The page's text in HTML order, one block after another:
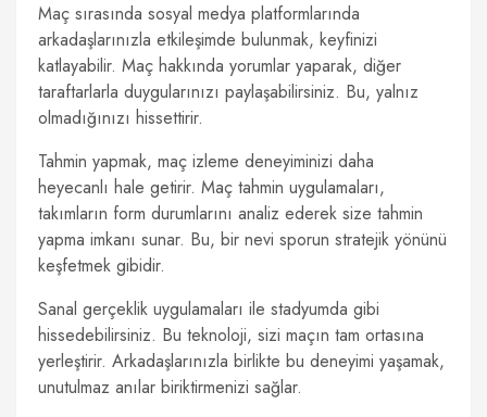
Maç sırasında sosyal medya platformlarında
arkadaşlarınızla etkileşimde bulunmak, keyfinizi
katlayabilir. Maç hakkında yorumlar yaparak, diğer
taraftarlarla duygularınızı paylaşabilirsiniz. Bu, yalnız
olmadığınızı hissettirir.
Tahmin yapmak, maç izleme deneyiminizi daha
heyecanlı hale getirir. Maç tahmin uygulamaları,
takımların form durumlarını analiz ederek size tahmin
yapma imkanı sunar. Bu, bir nevi sporun stratejik yönünü
keşfetmek gibidir.
Sanal gerçeklik uygulamaları ile stadyumda gibi
hissedebilirsiniz. Bu teknoloji, sizi maçın tam ortasına
yerleştirir. Arkadaşlarınızla birlikte bu deneyimi yaşamak,
unutulmaz anılar biriktirmenizi sağlar.